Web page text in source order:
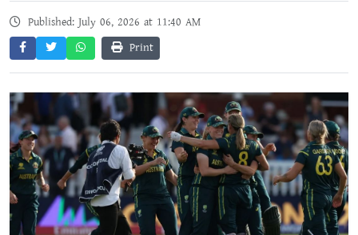
Published: July 06, 2026 at 11:40 AM
Print